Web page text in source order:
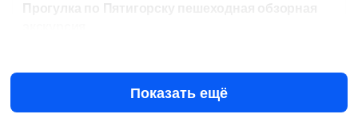
6831.50 ₽ за всё до 6 чел.
Показать ещё